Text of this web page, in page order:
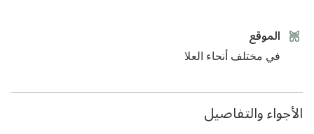
الموقع
في مختلف أنحاء العلا
الأجواء والتفاصيل